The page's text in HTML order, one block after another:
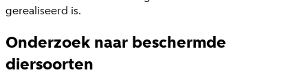
gerealiseerd is.
Onderzoek naar beschermde
diersoorten